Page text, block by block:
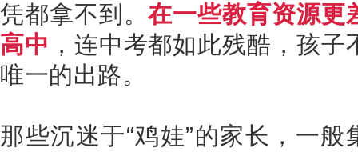
凭都拿不到。在一些教育资源更
高中 ，连中考都如此残酷，孩
唯一的出路。
那些沉迷于“鸡娃”的家长，一